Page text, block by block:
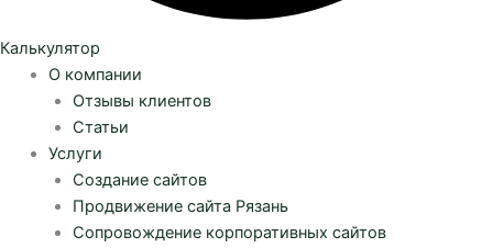
Калькулятор
О компании
Отзывы клиентов
Статьи
Услуги
Создание сайтов
Продвижение сайта Рязань
Сопровождение корпоративных сайтов